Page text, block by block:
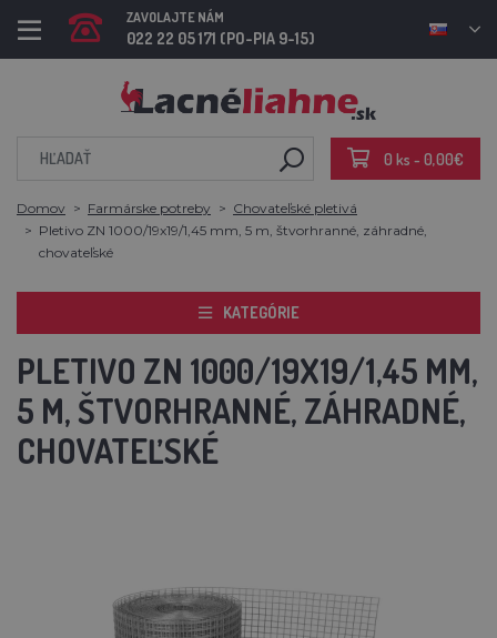
ZAVOLAJTE NÁM
022 22 05 171 (PO-PIA 9-15)
0 ks - 0,00€
Domov Farmárske potreby
Chovateľské pletivá
Pletivo ZN 1000/19x19/1,45 mm, 5 m, štvorhranné, záhradné,
chovateľské
KATEGÓRIE
PLETIVO ZN 1000/19X19/1,45 MM,
5 M, ŠTVORHRANNÉ, ZÁHRADNÉ,
CHOVATEĽSKÉ